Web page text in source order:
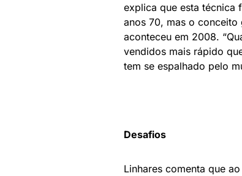
explica que esta técnica
anos 70, mas o conceito
aconteceu em 2008.
vendidos mais rápido
tem se espalhado pelo
Desafios
Linhares comenta que